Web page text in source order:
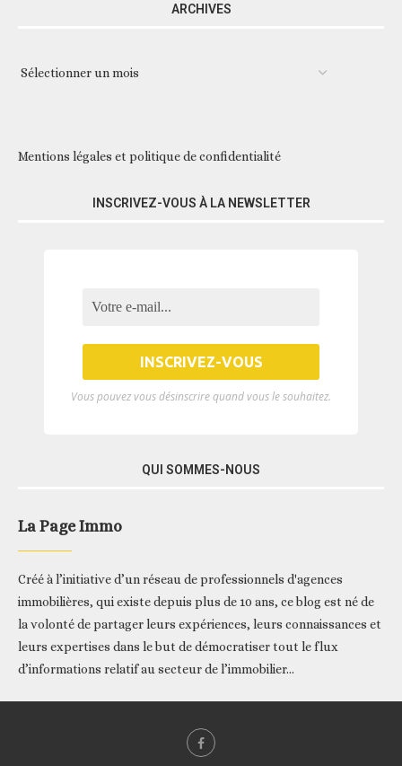
ARCHIVES
Mentions légales et politique de confidentialité
INSCRIVEZ-VOUS À LA NEWSLETTER
Vous pouvez vous désinscrire quand vous le souhaitez.
QUI SOMMES-NOUS
La Page Immo
Créé à l’initiative d’un réseau de professionnels d'agences
immobilières, qui existe depuis plus de 10 ans, ce blog est né de
la volonté de partager leurs expériences, leurs connaissances et
leurs expertises dans le but de démocratiser tout le flux
d’informations relatif au secteur de l’immobilier...